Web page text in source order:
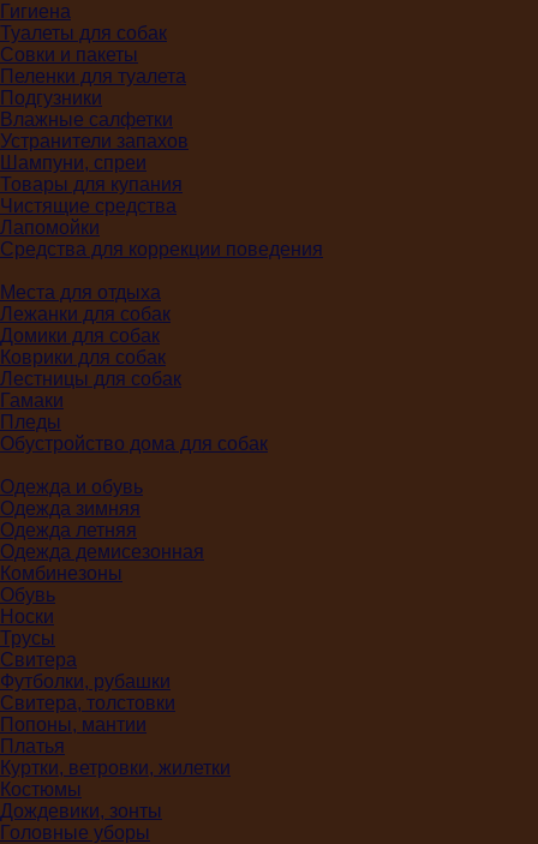
Гигиена
Туалеты для собак
Совки и пакеты
Пеленки для туалета
Подгузники
Влажные салфетки
Устранители запахов
Шампуни, спреи
Товары для купания
Чистящие средства
Лапомойки
Средства для коррекции поведения
Места для отдыха
Лежанки для собак
Домики для собак
Коврики для собак
Лестницы для собак
Гамаки
Пледы
Обустройство дома для собак
Одежда и обувь
Одежда зимняя
Одежда летняя
Одежда демисезонная
Комбинезоны
Обувь
Носки
Трусы
Свитера
Футболки, рубашки
Свитера, толстовки
Попоны, мантии
Платья
Куртки, ветровки, жилетки
Костюмы
Дождевики, зонты
Головные уборы